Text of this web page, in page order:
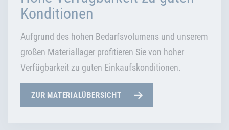
Konditionen
Aufgrund des hohen Bedarfsvolumens und unserem
großen Materiallager profitieren Sie von hoher
Verfügbarkeit zu guten Einkaufskonditionen.
ZUR MATERIALÜBERSICHT